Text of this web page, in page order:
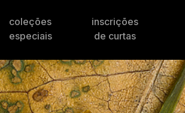
coleções
especiais
inscrições
de curtas